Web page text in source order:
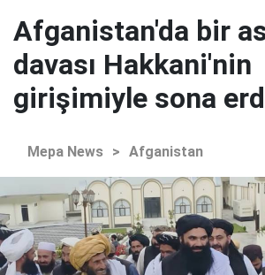
Afganistan'da bir
davası Hakkani'nin
girişimiyle sona
Mepa News > Afganistan